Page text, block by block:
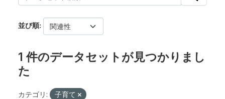
並び順
1 件のデータセットが見つかりまし
た
カテゴリ:
子育て